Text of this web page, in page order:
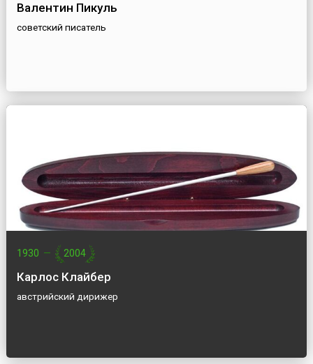
Валентин Пикуль
советский писатель
1930 — 2004
Карлос Клайбер
австрийский дирижер